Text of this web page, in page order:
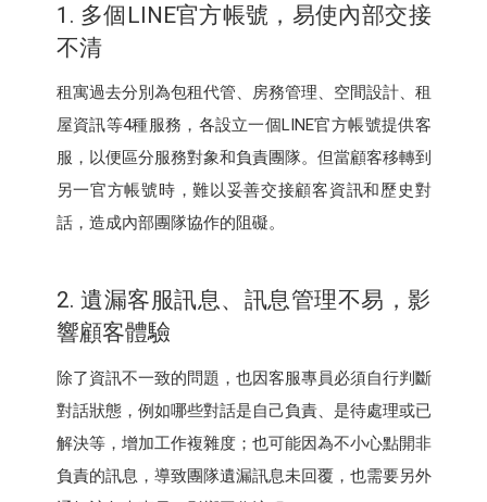
1. 多個LINE官方帳號，易使內部交接
不清
租寓過去分別為包租代管、房務管理、空間設計、租
屋資訊等4種服務，各設立一個LINE官方帳號提供客
服，以便區分服務對象和負責團隊。但當顧客移轉到
另一官方帳號時，難以妥善交接顧客資訊和歷史對
話，造成內部團隊協作的阻礙。
2. 遺漏客服訊息、訊息管理不易，影
響顧客體驗
除了資訊不一致的問題，也因客服專員必須自行判斷
對話狀態，例如哪些對話是自己負責、是待處理或已
解決等，增加工作複雜度；也可能因為不小心點開非
負責的訊息，導致團隊遺漏訊息未回覆，也需要另外